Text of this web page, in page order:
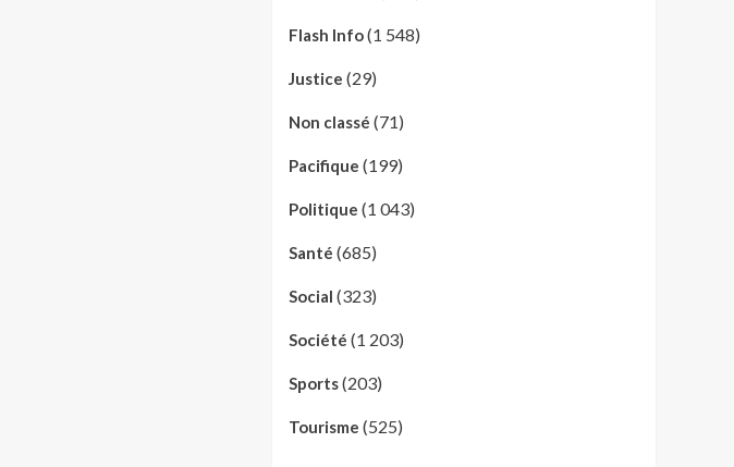
Flash Info(1 548)
Justice (29)
Non classé (71)
Pacifique (199)
Politique (1 043)
Santé (685)
Social (323)
Société (1 203)
Sports(203)
Tourisme (525)